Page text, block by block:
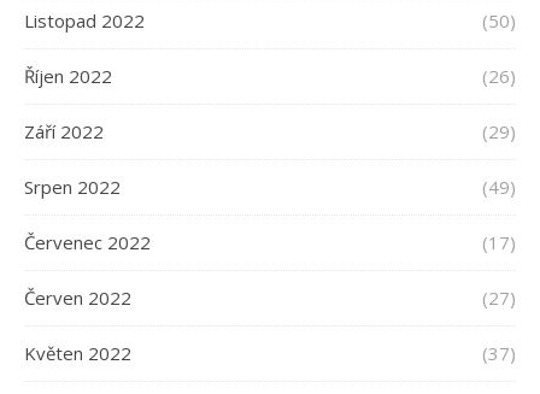
Listopad 2022 (50)
Říjen 2022 (26)
Září 2022 (29)
Srpen 2022 (49)
Červenec 2022 (17)
Červen 2022 (27)
Květen 2022 (37)